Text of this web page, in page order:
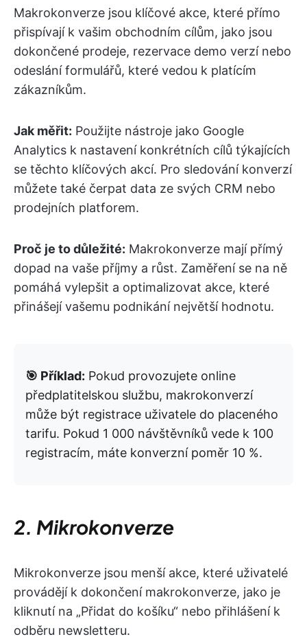
Makrokonverze jsou klíčové akce, které přímo
přispívají k vašim obchodním cílům, jako jsou
dokončené prodeje, rezervace demo verzí nebo
odeslání formulářů, které vedou k platícím
zákazníkům.
Jak měřit: Použijte nástroje jako Google
Analytics k nastavení konkrétních cílů týkajících
se těchto klíčových akcí. Pro sledování konverzí
můžete také čerpat data ze svých CRM nebo
prodejních platforem.
Proč je to důležité: Makrokonverze mají přímý
dopad na vaše příjmy a růst. Zaměření se na ně
pomáhá vylepšit a optimalizovat akce, které
přinášejí vašemu podnikání největší hodnotu.
🎯 Příklad: Pokud provozujete online
předplatitelskou službu, makrokonverzí
může být registrace uživatele do placeného
tarifu. Pokud 1 000 návštěvníků vede k 100
registracím, máte konverzní poměr 10 %.
2. Mikrokonverze
Mikrokonverze jsou menší akce, které uživatelé
provádějí k dokončení makrokonverze, jako je
kliknutí na „Přidat do košíku“ nebo přihlášení k
odběru newsletteru.